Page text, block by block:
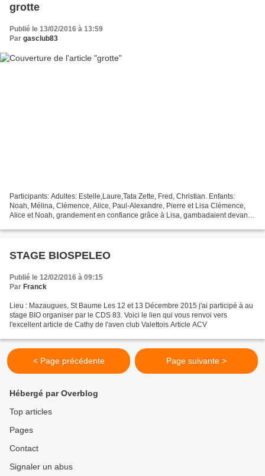
grotte
Publié le 13/02/2016 à 13:59
Par gasclub83
Participants: Adultes: Estelle,Laure,Tata Zette, Fred, Christian. Enfants:
Noah, Mélina, Clémence, Alice, Paul-Alexandre, Pierre et Lisa Clémence,
Alice et Noah, grandement en confiance grâce à Lisa, gambadaient devant,
STAGE BIOSPELEO
Publié le 12/02/2016 à 09:15
Par Franck
Lieu : Mazaugues, St Baume Les 12 et 13 Décembre 2015 j'ai participé à au
stage BIO organiser par le CDS 83. Voici le lien qui vous renvoi vers
l'excellent article de Cathy de l'aven club Valettois Article ACV
< Page précédente Page suivante >
Hébergé par Overblog
Top articles
Pages
Contact
Signaler un abus